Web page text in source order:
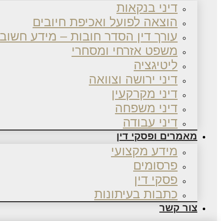
דיני בנקאות
הוצאה לפועל ואכיפת חיובים
עורך דין הסדר חובות – מידע
משפט אזרחי ומסחרי
ליטיגציה
דיני ירושה וצוואה
דיני מקרקעין
דיני משפחה
דיני עבודה
מאמרים ופסקי דין
מידע מקצועי
פרסומים
פסקי דין
כתבות בעיתונות
צור קשר